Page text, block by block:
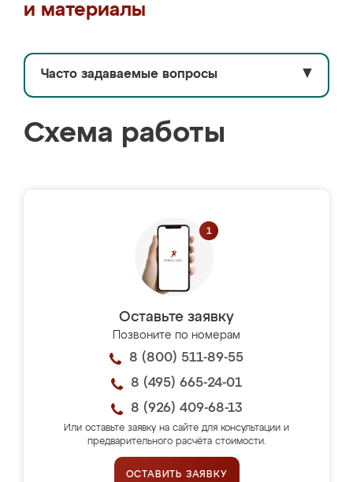
и материалы
Часто задаваемые вопросы ▼
Схема работы
Оставьте заявку
Позвоните по номерам
8 (800) 511-89-55
8 (495) 665-24-01
8 (926) 409-68-13
Или оставьте заявку на сайте для консультации и
предварительного расчёта стоимости.
ОСТАВИТЬ ЗАЯВКУ